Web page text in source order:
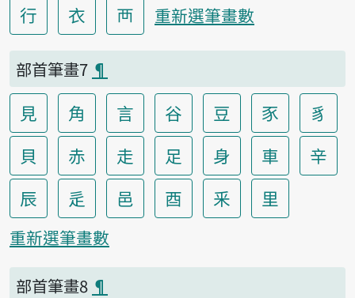
行
衣 襾 重新選筆畫數
部首筆畫7 ¶
見 角 言 谷 豆 豕
豸
貝
赤 走 足 身 車
辛
辰
辵 邑 酉 釆 里
重新選筆畫數
部首筆畫8 ¶